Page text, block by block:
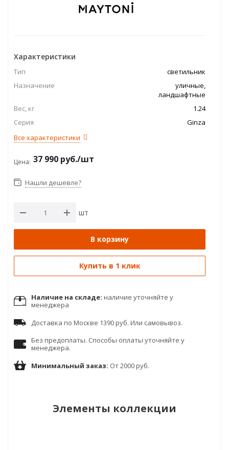
Характеристики
Тип
светильник
Назначение
уличные,
ландшафтные
Вес, кг
1.24
Серия
Ginza
Все характеристики
Цена: 37 990 руб./шт
Нашли дешевле?
шт
В корзину
Купить в 1 клик
Наличие на складе: наличие уточняйте у
менеджера
Доставка по Москве 1390 руб. Или самовывоз.
Без предоплаты. Способы оплаты уточняйте у
менеджера.
Минимальный заказ: От 2000 руб.
Элементы коллекции